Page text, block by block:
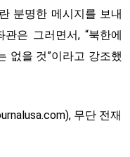
분명한 메시지를 보내
은 그러면서, “북한에
없을 것”이라고 강조했
무단 전재